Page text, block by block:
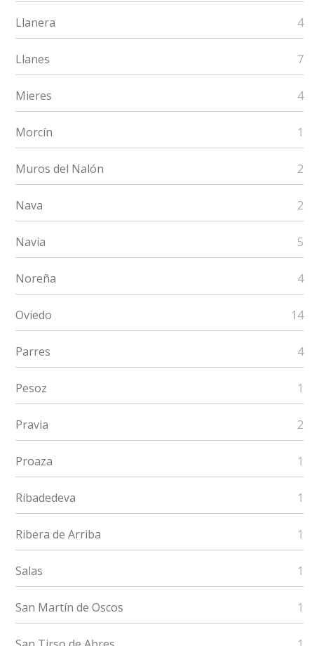
Llanera 4
Llanes 7
Mieres 4
Morcín 1
Muros del Nalón 2
Nava 2
Navia 5
Noreña 4
Oviedo 14
Parres 4
Pesoz 1
Pravia 2
Proaza 1
Ribadedeva 1
Ribera de Arriba 1
Salas 1
San Martín de Oscos 1